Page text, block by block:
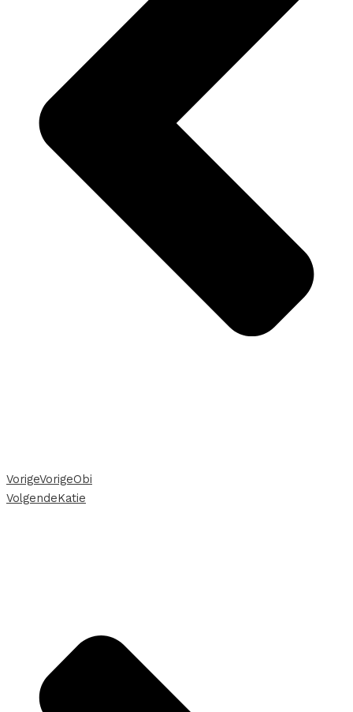
VorigeVorigeObi
VolgendeKatie